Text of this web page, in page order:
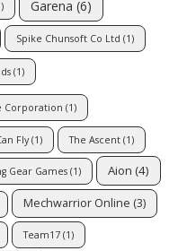
Garena (6)
Spike Chunsoft Co Ltd (1)
(1)
Corporation (1)
Fly(1) The Ascent (1)
Gear Games (1) Aion (4)
Mechwarrior Online (3)
Team17 (1)